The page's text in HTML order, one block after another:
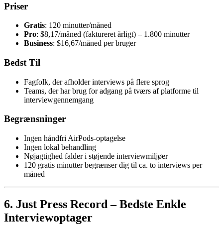
Priser
Gratis: 120 minutter/måned
Pro: $8,17/måned (faktureret årligt) – 1.800 minutter
Business: $16,67/måned per bruger
Bedst Til
Fagfolk, der afholder interviews på flere sprog
Teams, der har brug for adgang på tværs af platforme til
interviewgennemgang
Begrænsninger
Ingen håndfri AirPods-optagelse
Ingen lokal behandling
Nøjagtighed falder i støjende interviewmiljøer
120 gratis minutter begrænser dig til ca. to interviews per
måned
6. Just Press Record – Bedste Enkle
Interviewoptager